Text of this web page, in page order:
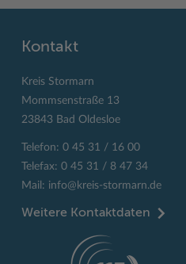
Kontakt
Kreis Stormarn
Mommsenstraße 13
23843 Bad Oldesloe
Telefon: 0 45 31 / 16 00
Telefax: 0 45 31 / 8 47 34
Mail: info@kreis-stormarn.de
Weitere Kontaktdaten